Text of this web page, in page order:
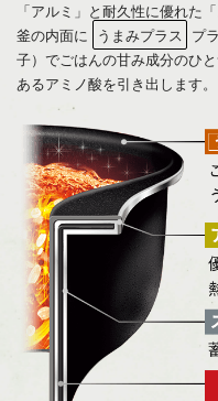
「アルミ」と耐久性に優れた
釜の内面に
うまみプラス プ
子）でごはんの甘み成分のひ
あるアミノ酸を引き出します。